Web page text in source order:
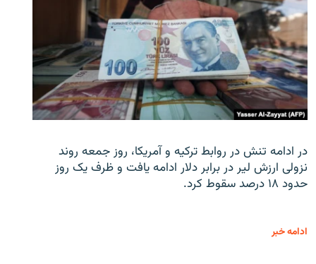
در ادامه تنش در روابط ترکیه و آمریکا، روز جمعه روند
نزولی ارزش لیر در برابر دلار ادامه یافت و ظرف یک روز
حدود ۱۸ درصد سقوط کرد.
ادامه خبر